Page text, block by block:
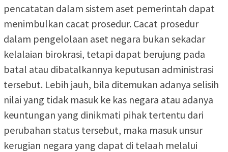
pencatatan dalam sistem aset pemerintah dapat
menimbulkan cacat prosedur. Cacat prosedur
dalam pengelolaan aset negara bukan sekadar
kelalaian birokrasi, tetapi dapat berujung pada
batal atau dibatalkannya keputusan administrasi
tersebut. Lebih jauh, bila ditemukan adanya selisih
nilai yang tidak masuk ke kas negara atau adanya
keuntungan yang dinikmati pihak tertentu dari
perubahan status tersebut, maka masuk unsur
kerugian negara yang dapat di telaah melalui